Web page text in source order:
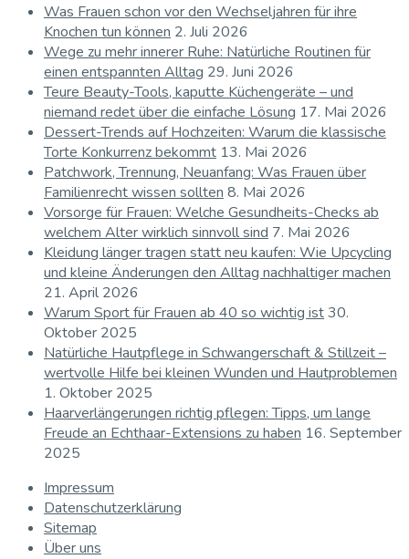
Was Frauen schon vor den Wechseljahren für ihre
Knochen tun können 2. Juli 2026
Wege zu mehr innerer Ruhe: Natürliche Routinen für
einen entspannten Alltag 29. Juni 2026
Teure Beauty-Tools, kaputte Küchengeräte – und
niemand redet über die einfache Lösung 17. Mai 2026
Dessert-Trends auf Hochzeiten: Warum die klassische
Torte Konkurrenz bekommt 13. Mai 2026
Patchwork, Trennung, Neuanfang: Was Frauen über
Familienrecht wissen sollten 8. Mai 2026
Vorsorge für Frauen: Welche Gesundheits-Checks ab
welchem Alter wirklich sinnvoll sind 7. Mai 2026
Kleidung länger tragen statt neu kaufen: Wie Upcycling
und kleine Änderungen den Alltag nachhaltiger machen
21. April 2026
Warum Sport für Frauen ab 40 so wichtig ist30.
Oktober 2025
Natürliche Hautpflege in Schwangerschaft & Stillzeit –
wertvolle Hilfe bei kleinen Wunden und Hautproblemen
1. Oktober 2025
Haarverlängerungen richtig pflegen: Tipps, um lange
Freude an Echthaar-Extensions zu haben 16. September
2025
Impressum
Datenschutzerklärung
Sitemap
Über uns